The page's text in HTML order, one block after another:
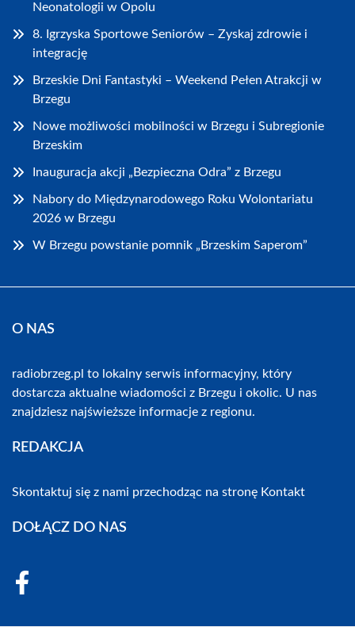
Neonatologii w Opolu
8. Igrzyska Sportowe Seniorów – Zyskaj zdrowie i
integrację
Brzeskie Dni Fantastyki – Weekend Pełen Atrakcji w
Brzegu
Nowe możliwości mobilności w Brzegu i Subregionie
Brzeskim
Inauguracja akcji „Bezpieczna Odra” z Brzegu
Nabory do Międzynarodowego Roku Wolontariatu
2026 w Brzegu
W Brzegu powstanie pomnik „Brzeskim Saperom”
O NAS
radiobrzeg.pl to lokalny serwis informacyjny, który
dostarcza aktualne wiadomości z Brzegu i okolic. U nas
znajdziesz najświeższe informacje z regionu.
REDAKCJA
Skontaktuj się z nami przechodząc na stronę Kontakt
DOŁĄCZ DO NAS